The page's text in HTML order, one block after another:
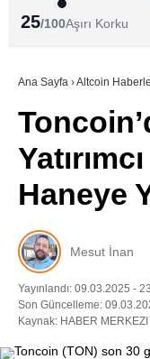
ALTCOİN HABERLERİ
SÖZLÜK
25/100Aşırı Korku
Ana Sayfa ›Altcoin
Haneye
Mesut İnan
Yayınlandı: 09.03.2025 -
Son Güncelleme:
Kaynak: HABER MERKEZI